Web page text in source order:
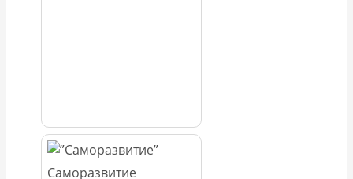
Саморазвитие